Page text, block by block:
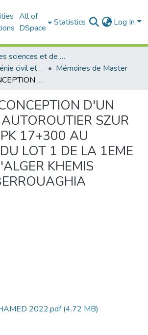
All of
DSpace
Statistics Log In
Faculté des sciences et de la technologie
Département Génie civil et Architecture
Mémoires de Master
ETUDE ET CONCEPTION D'UN TRONCON AUTOROUTIER SZUR 4.8 KM DU PK 17+300 AU PK22+100 DU LOT 1 DE LA 1EME ROCADE D'ALGER KHEMIS MILIANA+BERROUAGHIA
D'UN
SZUR
17+300 AU
LOT 1 DE LA 1EME
KHEMIS
2022.pdf(4.72 MB)